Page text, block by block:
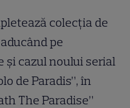
colecția de
pe
și cazul noului serial
de Paradis”, în
The Paradise”